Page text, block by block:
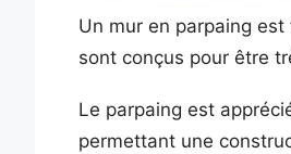
Un mur en parpaing
sont conçus pour être
Le parpaing est
permettant une